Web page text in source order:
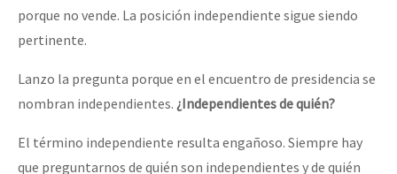
porque no vende. La posición independiente sigue siendo
pertinente.
Lanzo la pregunta porque en el encuentro de presidencia se
nombran independientes. ¿Independientes de quién?
El término independiente resulta engañoso. Siempre hay
que preguntarnos de quién son independientes y de quién